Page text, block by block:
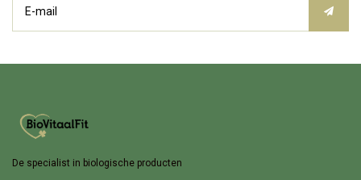
De specialist in biologische producten